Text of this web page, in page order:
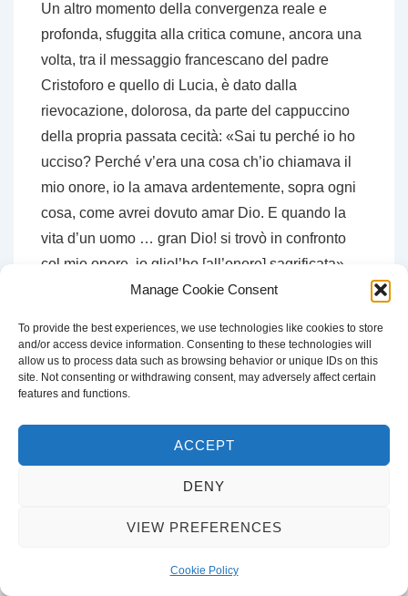
Manage Cookie Consent
To provide the best experiences, we use technologies like cookies to store
and/or access device information. Consenting to these technologies will
allow us to process data such as browsing behavior or unique IDs on this
site. Not consenting or withdrawing consent, may adversely affect certain
features and functions.
ACCEPT
DENY
VIEW PREFERENCES
Cookie Policy
Un altro momento della convergenza reale e
profonda, sfuggita alla critica comune, ancora una
volta, tra il messaggio francescano del padre
Cristoforo e quello di Lucia, è dato dalla
rievocazione, dolorosa, da parte del cappuccino
della propria passata cecità: «Sai tu perché io ho
ucciso? Perché v’era una cosa ch’io chiamava il
mio onore, io la amava ardentemente, sopra ogni
cosa, come avrei dovuto amar Dio. E quando la
vita d’un uomo … gran Dio! si trovò in confronto
col mio onore, io gliel’ho [all’onore] sagrificata»
(26). Non può non venire in mente l’analisi
ricordando gli interventi provvidenziali e generosi
di san Francesco a favore dei cittadini di Gubbio,
accerti come costoro, dopo che «il benessere
delle spade fino ad ammazzarsi fra loro» (27). La
soluzione all’arroganza della «carne», che «è
sempre contraria a ogni bene» (28), fu indicata da
san Francesco nell’obbedienza e nell’umiltà
qualche frate, sempre, come a suo signore (29).